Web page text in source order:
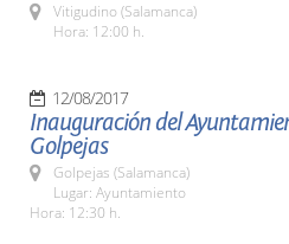
Vitigudino (Salamanca)
Hora: 12:00 h.
12/08/2017
Inauguración del
Golpejas
Golpejas (Salamanca)
Lugar: Ayuntamiento
Hora: 12:30 h.